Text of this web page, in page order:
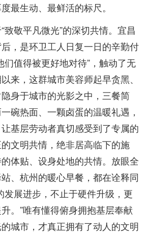
最生动、最鲜活的标尺。
致敬平凡微光”的深切共情。宜昌
，是环卫工人日复一日的辛勤付
们值得被更好地对待”，触动了无
来，这群城市美容师起早贪黑、
身于城市的光影之中，三餐简
碗热面、一颗卤蛋的温暖礼遇，
基层劳动者真切感受到了专属的
文明共情，绝非居高临下的施
体贴、设身处地的共情。放眼全
、杭州的暖心早餐，都在诠释同
发展进步，不止于硬件升级，更
。”唯有懂得俯身拥抱基层奉献
城市，才真正拥有了动人的文明